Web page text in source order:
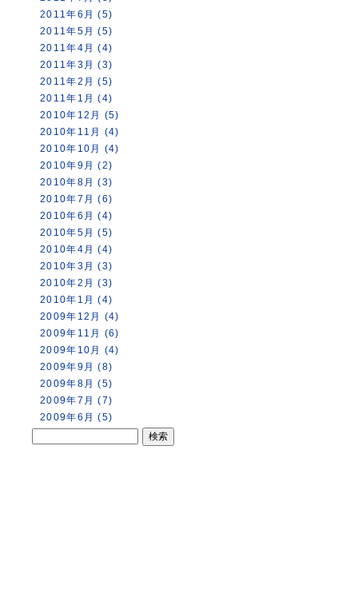
2011年6月 (5)
2011年5月 (5)
2011年4月 (4)
2011年3月 (3)
2011年2月 (5)
2011年1月 (4)
2010年12月 (5)
2010年11月 (4)
2010年10月 (4)
2010年9月 (2)
2010年8月 (3)
2010年7月 (6)
2010年6月 (4)
2010年5月 (5)
2010年4月 (4)
2010年3月 (3)
2010年2月 (3)
2010年1月 (4)
2009年12月 (4)
2009年11月 (6)
2009年10月 (4)
2009年9月 (8)
2009年8月 (5)
2009年7月 (7)
2009年6月 (5)